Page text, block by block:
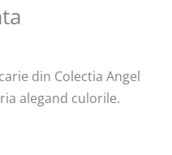
din Colectia Angel
alegand culorile.